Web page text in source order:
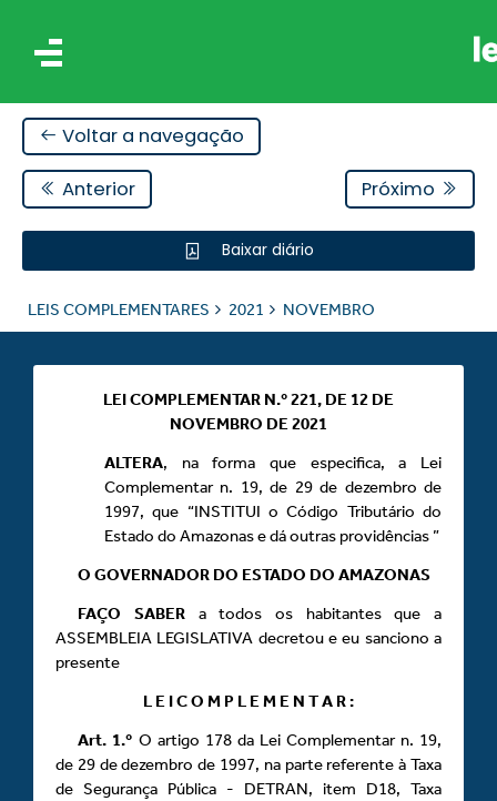
Voltar a navegação
Anterior Próximo
Baixar diário
LEIS COMPLEMENTARES 2021 NOVEMBRO
LEI COMPLEMENTAR N.º 221, DE 12 DE
NOVEMBRO DE 2021
ALTERA, na forma que especifica, a Lei
Complementar n. 19, de 29 de dezembro de
1997, que “INSTITUI o Código Tributário do
Estado do Amazonas e dá outras providências ”
O GOVERNADOR DO ESTADO DO AMAZONAS
FAÇO
SABER a todos os habitantes que a
ASSEMBLEIA LEGISLATIVA decretou e eu sanciono a
presente
L E I C O M P L E M E N T A R :
Art. 1.º O artigo 178 da Lei Complementar n. 19,
de 29 de dezembro de 1997, na parte referente à Taxa
de Segurança Pública - DETRAN, item D18, Taxa